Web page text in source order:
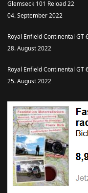
Glemseck 101 Reload 22
04. September 2022
Royal Enfield Continental
28. August 2022
Royal Enfield Continental GT
25. August 2022